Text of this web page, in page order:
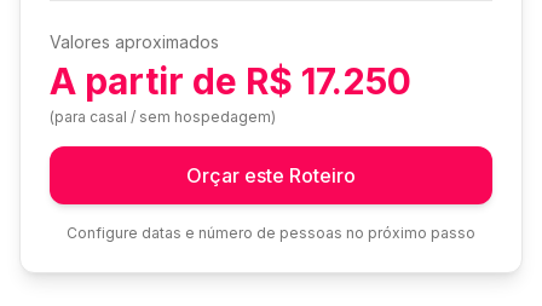
Valores aproximados
A partir de R$ 17.250
(para casal / sem hospedagem)
Orçar este Roteiro
Configure datas e número de pessoas no próximo passo